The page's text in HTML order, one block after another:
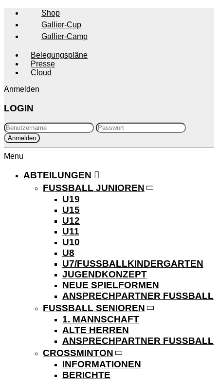
Shop
Gallier-Cup
Gallier-Camp
Belegungspläne
Presse
Cloud
Anmelden
LOGIN
Menu
ABTEILUNGEN
FUSSBALL JUNIOREN
U19
U15
U12
U11
U10
U8
U7/FUSSBALLKINDERGARTEN
JUGENDKONZEPT
NEUE SPIELFORMEN
ANSPRECHPARTNER FUSSBALL
FUSSBALL SENIOREN
1. MANNSCHAFT
ALTE HERREN
ANSPRECHPARTNER FUSSBALL
CROSSMINTON
INFORMATIONEN
BERICHTE